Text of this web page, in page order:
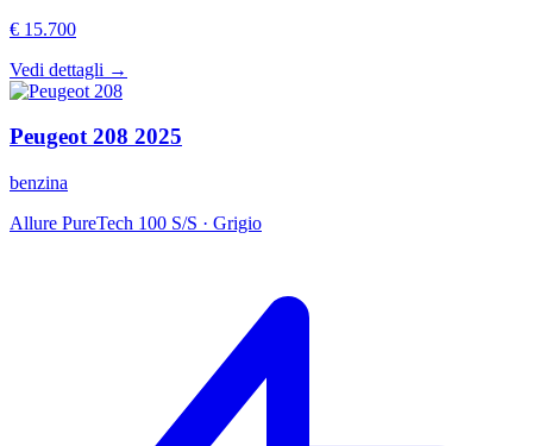
€ 15.700
Vedi dettagli →
Peugeot208 2025
benzina
Allure PureTech 100 S/S · Grigio